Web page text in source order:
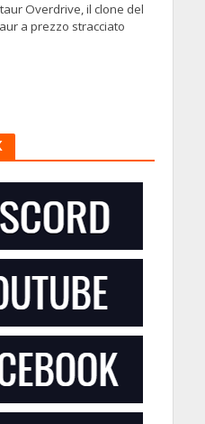
Overdrive, il clone del
a prezzo stracciato